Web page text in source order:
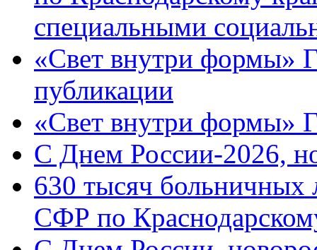
специальными
«Свет внутри формы»
публикации
«Свет внутри формы»
C Днем России-2026,
630 тысяч больничных
СФР по